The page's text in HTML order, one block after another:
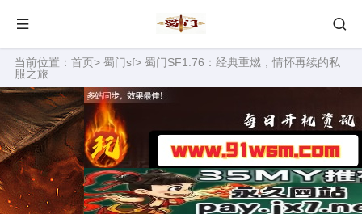
当前位置： 首页> 蜀门sf> 蜀门SF1.76：经典重燃，情怀再续的私
服之旅